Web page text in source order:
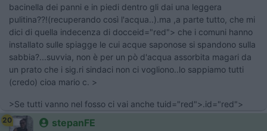
bacinella dei panni e in piedi dentro gli dai una leggera
pulitina??!(recuperando così l'acqua..).ma ,a parte tutto, che mi
dici di quella indecenza di docceid="red"> che i comuni hanno
installato sulle spiagge le cui acque saponose si spandono sulla
sabbia?...suvvia, non è per un pò d'acqua assorbita magari da
un prato che i sig.ri sindaci non ci vogliono..lo sappiamo tutti
(credo) cioa mario c. >
>Se tutti vanno nel fosso ci vai anche tuid="red">.id="red">
20 stepanFE